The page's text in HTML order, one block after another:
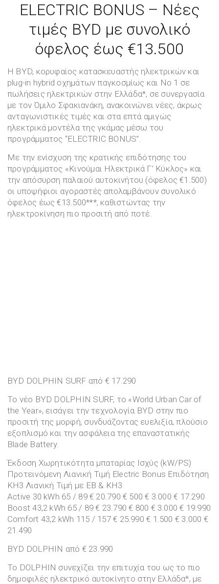
ELECTRIC BONUS – Νέες
τιμές BYD με συνολικό
όφελος έως €13.500
Η BYD, κορυφαίος κατασκευαστής ηλεκτρικών και
plug-in hybrid οχημάτων παγκοσμίως και Νο 1 σε
πωλήσεις ηλεκτρικών στην Ελλάδα*, σε συνεργασία
με τον Όμιλο Σφακιανάκη, ανακοινώνει νέες, άκρως
ανταγωνιστικές τιμές και στα επτά αμιγώς
ηλεκτρικά μοντέλα της γκάμας μέσω του
προγράμματος “ELECTRIC BONUS”.
Με την ενίσχυση της κρατικής επιδότησης του
προγράμματος «Κινούμαι Ηλεκτρικά Γ’ Κύκλος» και
την απόσυρση παλαιού αυτοκινήτου (όφελος €1.500)
οι υποψήφιοι αγοραστές απολαμβάνουν συνολικό
όφελος έως €13.500***, καθιστώντας την
ηλεκτροκίνηση πιο προσιτή από ποτέ.
BYD DOLPHIN SURF από € 17.290
Το νέο BYD DOLPHIN SURF, το «World Urban Car of
the Year», εισάγει την τεχνολογία BYD στην πιο
προσιτή της μορφή, συνδυάζοντας ευελιξία, πλούσιο
εξοπλισμό και την ασφάλεια της επαναστατικής
Blade Battery.
Έκδοση Χωρητικότητα μπαταρίας Ισχύς (kW/PS)
Προτεινόμενη Λιανική Τιμή Electric Bonus Επιδότηση
ΚΗ3 Λιανική Τιμή με EB & ΚΗ3
Active 30 kWh 65 / 89 € 20.790 € 500 € 3.000 € 17.290
Boost 43,2 kWh 65 / 89 € 23.790 € 800 € 3.000 € 19.990
Comfort 43,2 kWh 115 / 157 € 25.990 € 1.500 € 3.000 €
21.490
BYD DOLPHIN από € 23.990
Το DOLPHIN συνεχίζει την επιτυχία του ως το πιο
δημοφιλές ηλεκτρικό αυτοκίνητο στην Ελλάδα*, με